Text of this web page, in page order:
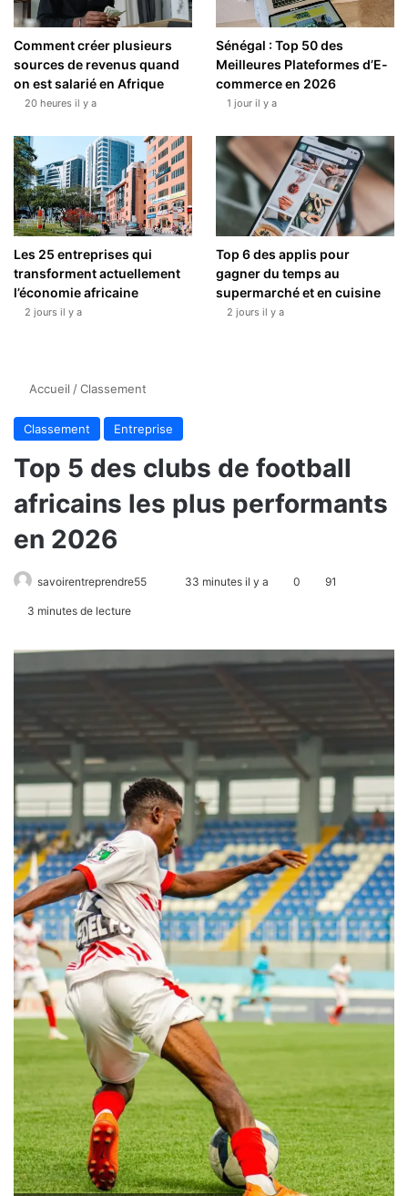
Comment créer plusieurs
sources de revenus quand
on est salarié en Afrique
20 heures il y a
Sénégal : Top 50 des
Meilleures Plateformes d’E-
commerce en 2026
1 jour il y a
Les 25 entreprises qui
transforment actuellement
l’économie africaine
2 jours il y a
Top 6 des applis pour
gagner du temps au
supermarché et en cuisine
2 jours il y a